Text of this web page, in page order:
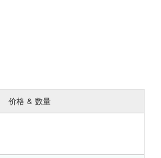
价格 & 数量